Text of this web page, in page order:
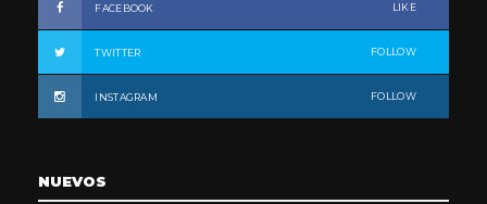
FACEBOOK LIKE
TWITTER FOLLOW
INSTAGRAM FOLLOW
NUEVOS